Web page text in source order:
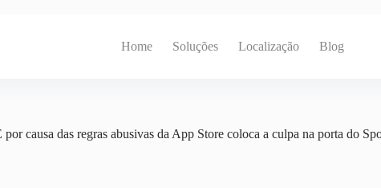
Home Soluções Localização Blog
causa das regras abusivas da App Store coloca a culpa na porta do